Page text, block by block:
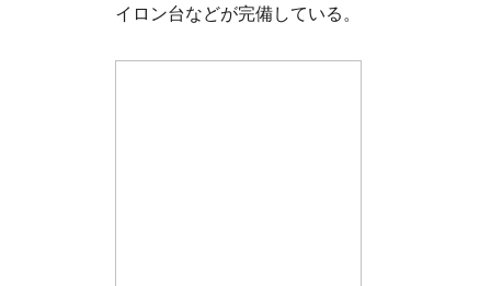
イロン台などが完備している。